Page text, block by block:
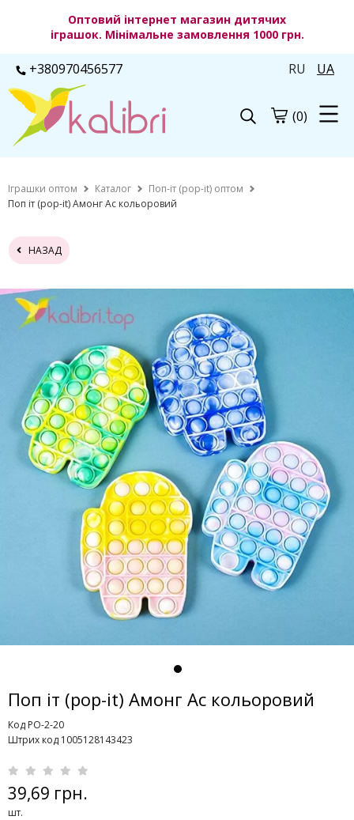
Оптовий інтернет магазин дитячих
іграшок. Мінімальне замовлення 1000 грн.
+380970456577 RU UA
(0)
Іграшки оптом Каталог
Поп-іт (pop-it) оптом
Поп іт (pop-it) Амонг Ас кольоровий
НАЗАД
Поп іт (pop-it) Амонг Ас кольоровий
Код PO-2-20
Штрих код 1005128143423
39,69 грн.
шт.